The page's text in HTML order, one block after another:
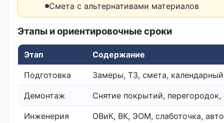
Смета с альтернативами материалов
Этапы и ориентировочные сроки
Этап Содержание
Подготовка Замеры, ТЗ, смета,
Демонтаж Снятие покрытий,
Инженерия ОВиК, ВК, ЭОМ, слаботочка,